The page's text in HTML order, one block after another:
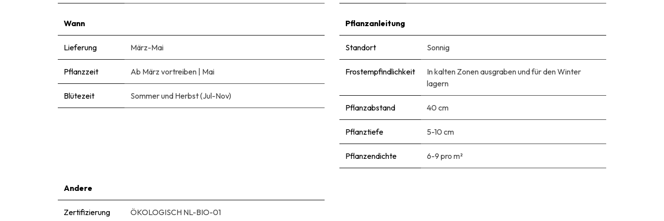
Wann
Lieferung März-Mai
Pflanzzeit Ab März vortreiben | Mai
Blütezeit Sommer und Herbst (Jul-Nov)
Pflanzanleitung
Standort Sonnig
Frostempfindlichkeit
In kalten Zonen ausgraben und für den Winter
lagern
Pflanzabstand 40 cm
Pflanztiefe 5-10 cm
Pflanzendichte 6-9 pro m²
Andere
Zertifizierung ÖKOLOGISCH NL-BIO-01